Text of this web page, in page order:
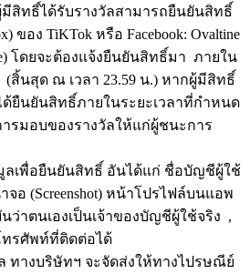
สิทธิ์ได้รับรางวัลสามารถยืนยันสิทธิ์
ของ TiKTok หรือ Facebook: Ovaltine
โดยจะต้องแจ้งยืนยันสิทธิ์มา ภายใน
สิ้นสุด ณ เวลา 23.59 น.) หากผู้มีสิทธิ์
ยืนยันสิทธิ์ภายในระยะเวลาที่กำหนด
รมอบของรางวัลให้แก่ผู้ชนะการ
ลเพื่อยืนยันสิทธิ์ อันได้แก่ ชื่อบัญชีผู้ใช้
อ (Screenshot) หน้าโปรไฟล์บนแอพ
ว่าตนเองเป็นเจ้าของบัญชีผู้ใช้จริง ,
ทรศัพท์ที่ติดต่อได้
ทางบริษัทฯ จะจัดส่งให้ทางไปรษณีย์